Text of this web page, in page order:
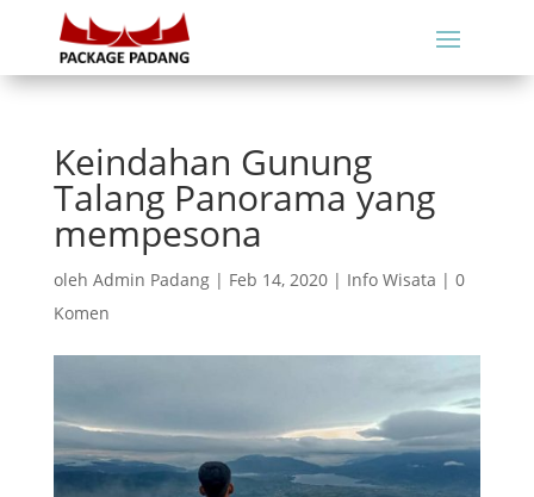
Keindahan Gunung
Talang Panorama yang
mempesona
oleh Admin Padang| Feb 14, 2020| Info Wisata | 0
Komen